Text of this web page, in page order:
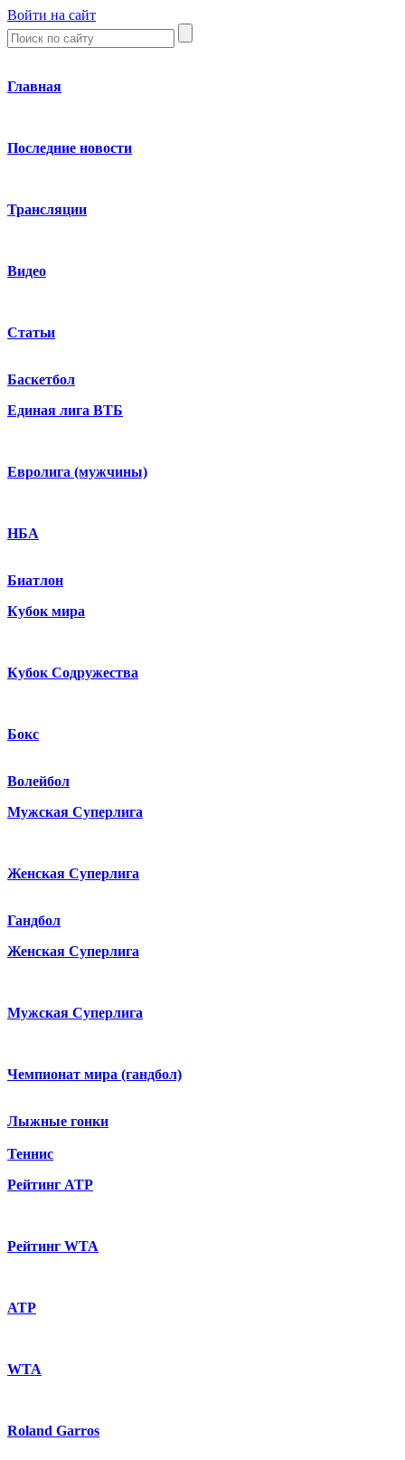
Войти на сайт
Главная
Последние новости
Трансляции
Видео
Статьи
Баскетбол
Единая лига ВТБ
Евролига (мужчины)
НБА
Биатлон
Кубок мира
Кубок Содружества
Бокс
Волейбол
Мужская Суперлига
Женская Суперлига
Гандбол
Женская Суперлига
Мужская Суперлига
Чемпионат мира (гандбол)
Лыжные гонки
Теннис
Рейтинг ATP
Рейтинг WTA
ATP
WTA
Roland Garros